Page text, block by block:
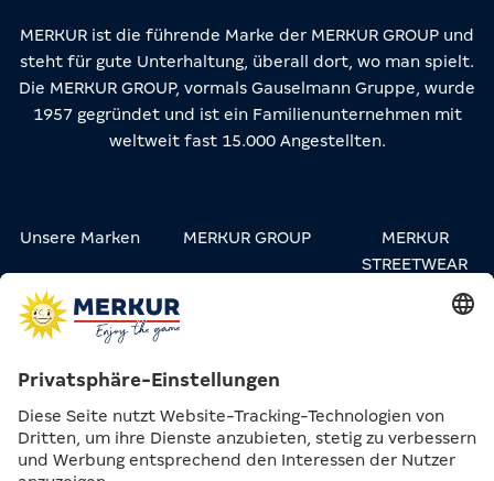
MERKUR ist die führende Marke der MERKUR GROUP und
steht für gute Unterhaltung, überall dort, wo man spielt.
Die MERKUR GROUP, vormals Gauselmann Gruppe, wurde
1957 gegründet und ist ein Familienunternehmen mit
weltweit fast 15.000 Angestellten.
Unsere Marken MERKUR GROUP
MERKUR
STREETWEAR
Karriere